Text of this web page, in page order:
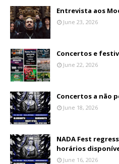
Entrevista aos
June 23, 2026
Concertos e
June 22, 2026
Concertos a não
June 18, 2026
NADA Fest
horários
June 16, 2026